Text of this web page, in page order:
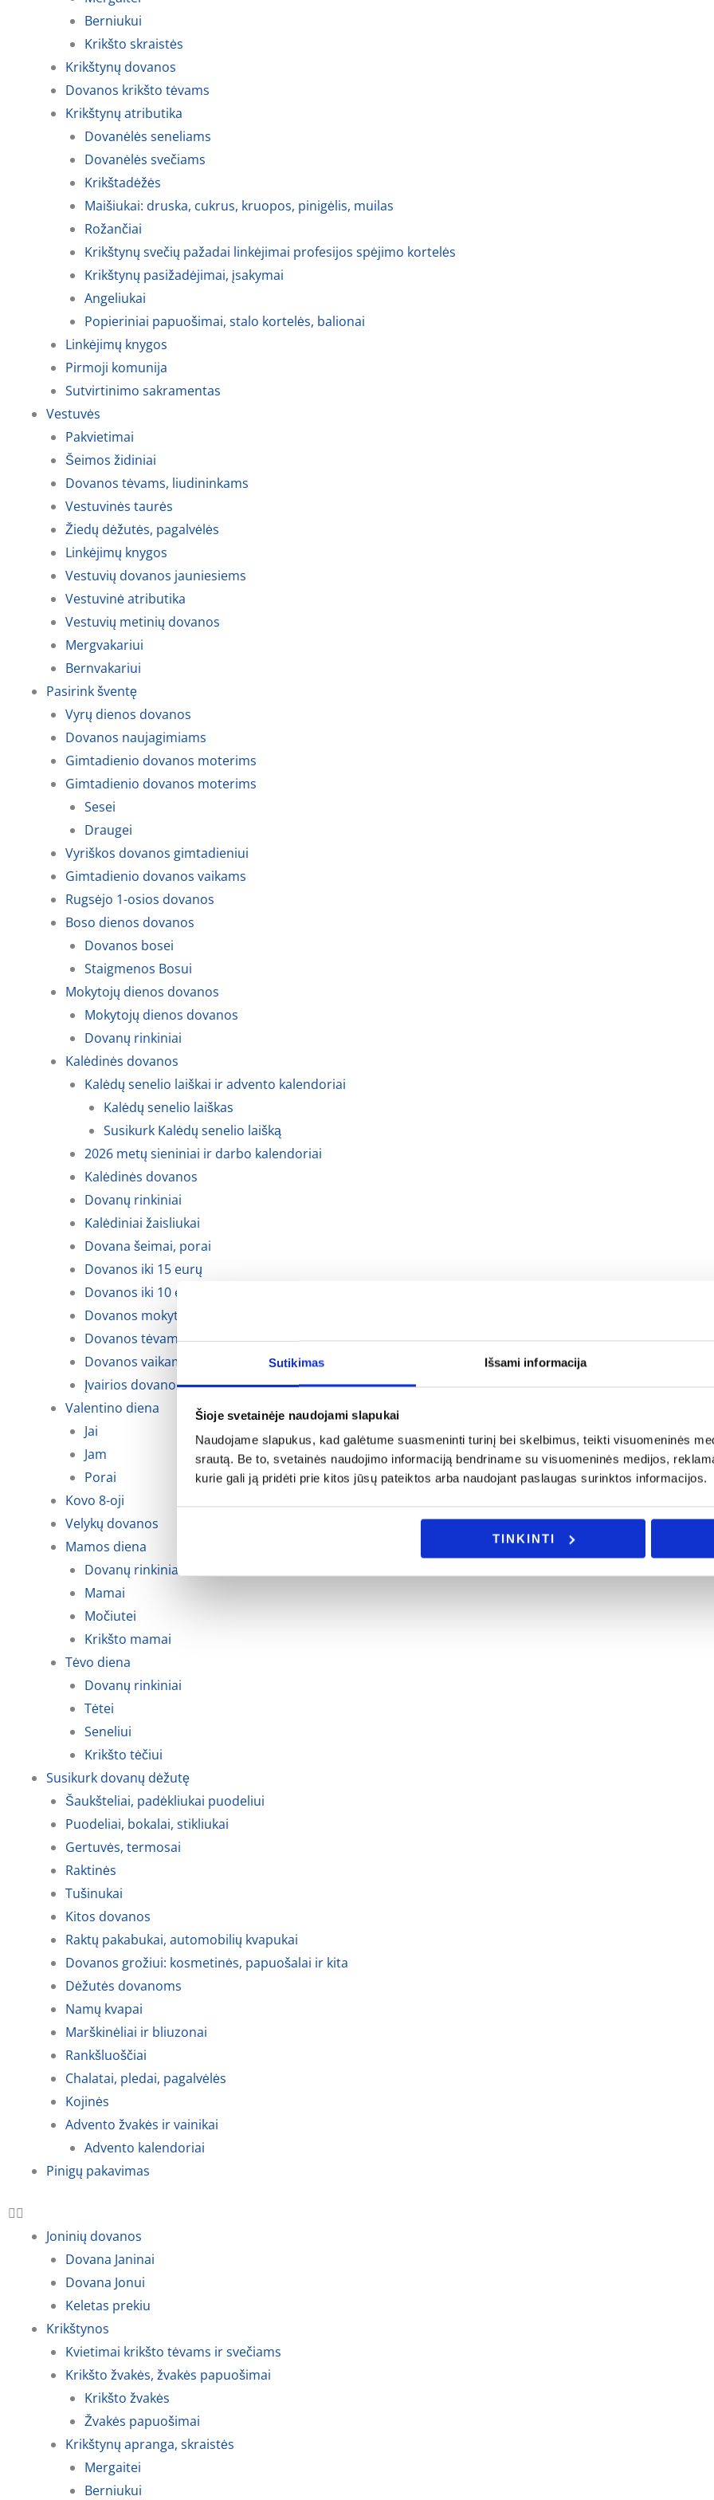
Sutikimas Išsami informacija
Šioje svetainėje naudojami slapukai
Naudojame slapukus, kad galėtume suasmeninti turinį bei skelbimus, teikti visuomeninės
srautą. Be to, svetainės naudojimo informaciją bendriname su visuomeninės medijos,
kurie gali ją pridėti prie kitos jūsų pateiktos arba naudojant paslaugas surinktos informacijos.
TINKINTI
Berniukui
Krikšto skraistės
Krikštynų dovanos
Dovanos krikšto tėvams
Krikštynų atributika
Dovanėlės seneliams
Dovanėlės svečiams
Krikštadėžės
Maišiukai: druska, cukrus, kruopos, pinigėlis, muilas
Rožančiai
Krikštynų svečių pažadai linkėjimai profesijos spėjimo kortelės
Krikštynų pasižadėjimai, įsakymai
Angeliukai
Popieriniai papuošimai, stalo kortelės, balionai
Linkėjimų knygos
Pirmoji komunija
Sutvirtinimo sakramentas
Vestuvės
Pakvietimai
Šeimos židiniai
Dovanos tėvams, liudininkams
Vestuvinės taurės
Žiedų dėžutės, pagalvėlės
Linkėjimų knygos
Vestuvių dovanos jauniesiems
Vestuvinė atributika
Vestuvių metinių dovanos
Mergvakariui
Bernvakariui
Pasirink šventę
Vyrų dienos dovanos
Dovanos naujagimiams
Gimtadienio dovanos moterims
Gimtadienio dovanos moterims
Sesei
Draugei
Vyriškos dovanos gimtadieniui
Gimtadienio dovanos vaikams
Rugsėjo 1-osios dovanos
Boso dienos dovanos
Dovanos bosei
Staigmenos Bosui
Mokytojų dienos dovanos
Mokytojų dienos dovanos
Dovanų rinkiniai
Kalėdinės dovanos
Kalėdų senelio laiškai ir advento kalendoriai
Kalėdų senelio laiškas
Susikurk Kalėdų senelio laišką
2026 metų sieniniai ir darbo kalendoriai
Kalėdinės dovanos
Dovanų rinkiniai
Kalėdiniai žaisliukai
Dovana šeimai, porai
Dovanos iki 15 eurų
Dovanos iki 10 eurų
Dovanos mokytojoms, auklėtojoms
Dovanos tėvams, krikšto tėvams ir seneliams
Dovanos vaikams
Įvairios dovanos kalėdoms
Valentino diena
Jai
Jam
Porai
Kovo 8-oji
Velykų dovanos
Mamos diena
Dovanų rinkiniai
Mamai
Močiutei
Krikšto mamai
Tėvo diena
Dovanų rinkiniai
Tėtei
Seneliui
Krikšto tėčiui
Susikurk dovanų dėžutę
Šaukšteliai, padėkliukai puodeliui
Puodeliai, bokalai, stikliukai
Gertuvės, termosai
Raktinės
Tušinukai
Kitos dovanos
Raktų pakabukai, automobilių kvapukai
Dovanos grožiui: kosmetinės, papuošalai ir kita
Dėžutės dovanoms
Namų kvapai
Marškinėliai ir bliuzonai
Rankšluoščiai
Chalatai, pledai, pagalvėlės
Kojinės
Advento žvakės ir vainikai
Advento kalendoriai
Pinigų pakavimas
Joninių dovanos
Dovana Janinai
Dovana Jonui
Keletas prekiu
Krikštynos
Kvietimai krikšto tėvams ir svečiams
Krikšto žvakės, žvakės papuošimai
Krikšto žvakės
Žvakės papuošimai
Krikštynų apranga, skraistės
Mergaitei
Berniukui